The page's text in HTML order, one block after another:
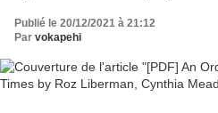
Publié le 20/12/2021 à 21:12
Par vokapehi